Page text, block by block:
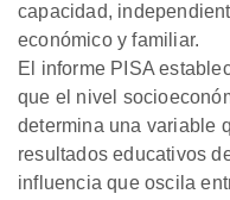
capacidad,
económico y familiar.
El informe PISA
que el nivel
determina una variable
resultados educativos
influencia que oscila